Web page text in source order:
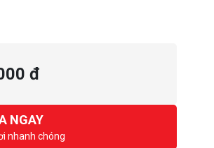
đ
NGAY
nhanh chóng